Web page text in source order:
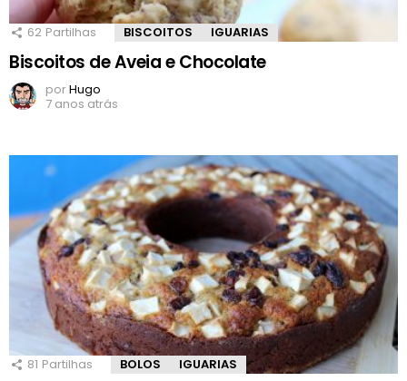
62 Partilhas BISCOITOS IGUARIAS
Biscoitos de Aveia e Chocolate
porHugo
7 anos atrás
81 Partilhas BOLOS IGUARIAS